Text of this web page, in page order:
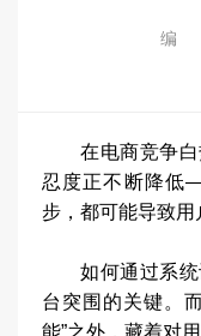
编
在电商竞争
忍度正不断降低
步，都可能导致用
如何通过系
台突围的关键。
能”之外，藏着对